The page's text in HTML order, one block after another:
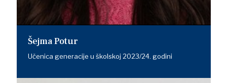
Šejma Potur
Učenica generacije u školskoj 2023/24. godini